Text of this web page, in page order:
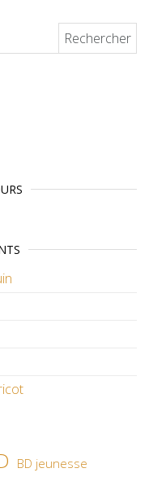
BD jeunesse